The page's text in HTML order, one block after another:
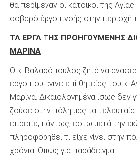
θα περίμεναν οι κάτοικοι της
σοβαρό έργο πνοής στην περιοχή
ΤΑ ΕΡΓΑ ΤΗΣ ΠΡΟΗΓΟΥΜΕΝΗΣ
ΜΑΡΙΝΑ
Ο κ. Βαλασόπουλος ζητά να
έργο που έγινε επί θητείας του κ.
Μαρίνα. Δικαιολογημένα ίσως δεν
ζούσε στην πόλη μας τα τελευταία
έπρεπε, πάντως, έστω μετά την
πληροφορηθεί τι είχε γίνει στην
χρόνια. Όπως για παράδειγμα: